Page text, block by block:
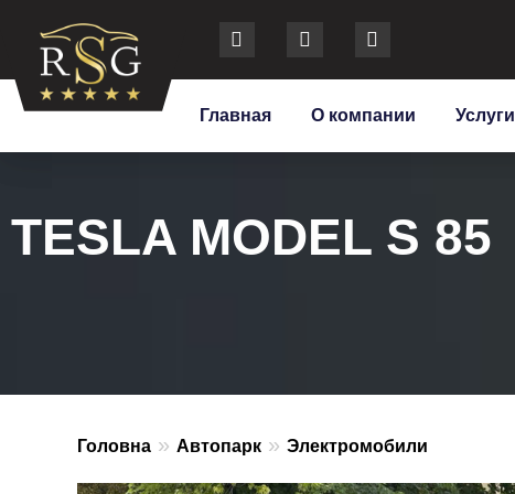
Главная О компании Услуги
TESLA MODEL S 85
Головна » Автопарк » Электромобили